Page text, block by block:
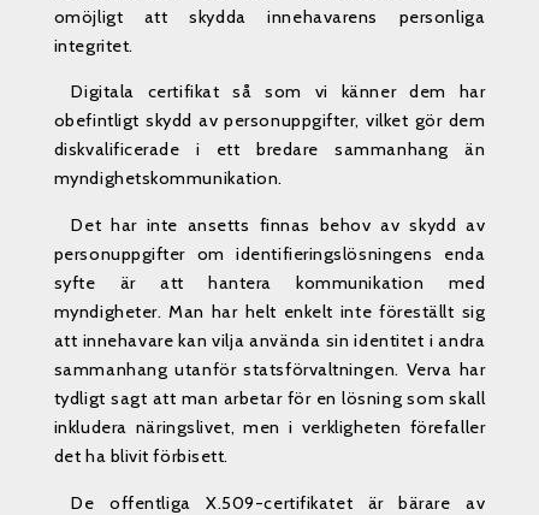
omöjligt att skydda innehavarens personliga
integritet.
Digitala certifikat så som vi känner dem har
obefintligt skydd av personuppgifter, vilket gör dem
diskvalificerade i ett bredare sammanhang än
myndighetskommunikation.
Det har inte ansetts finnas behov av skydd av
personuppgifter om identifieringslösningens enda
syfte är att hantera kommunikation med
myndigheter. Man har helt enkelt inte föreställt sig
att innehavare kan vilja använda sin identitet i andra
sammanhang utanför statsförvaltningen. Verva har
tydligt sagt att man arbetar för en lösning som skall
inkludera näringslivet, men i verkligheten förefaller
det ha blivit förbisett.
De offentliga X.509-certifikatet är bärare av